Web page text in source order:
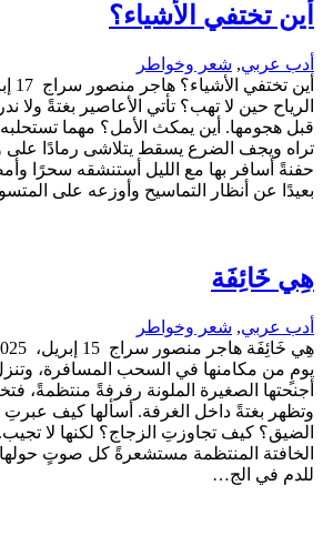
أين تختفي الأشياء؟
أدب عربي, شعر وخواطر
الرياح حين لا تهب؟ تأتي الأعاصير بغتةً ولا
قبل هجومها. أين يمكث الأمل؟ مهما تستحلبه
تراه ويجف الضرع يسقط يتلاشى رمادًا على
حفنةً أسافر بها مع الليل أستنشقه سحرًا
بعيدًا عن أنظار التماسيح وأوزعه على
هِي خَائِفَة
أدب عربي, شعر وخواطر
يومٍ من مكامنها في السحب المسافرة،
أجنحتها الصغيرة الملونة رفرفةً منتظمةً،
وتظهر بغتةً داخل الغرفة. أسألها كيف عبرتِ
الضيق؟ كيف تجاوزتِ الزجاج؟ لكنها لا
الخافتة المنتظمة مستشعرةً كل صوتٍ
للدم في الج…